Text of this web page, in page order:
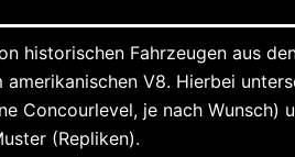
historischen Fahrzeugen aus
V8. Hierbei
Concourlevel, je nach Wunsch)
(Repliken).